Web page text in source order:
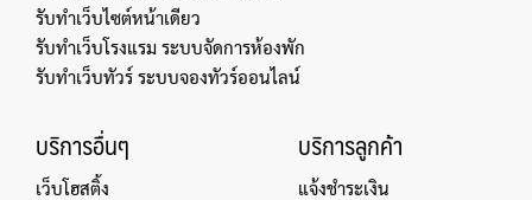
รับทำเว็บไซต์หน้าเดียว
รับทำเว็บโรงแรม ระบบจัดการห้องพัก
รับทำเว็บทัวร์ ระบบจองทัวร์ออนไลน์
บริการอื่นๆ
เว็บโฮสติ้ง
บริการลูกค้า
แจ้งชำระเงิน